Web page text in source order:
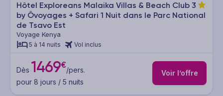
Hôtel Exploreans Malaika Villas & Beach Club 3
by Ôvoyages + Safari 1 Nuit dans le Parc National
de Tsavo Est
Voyage Kenya
5 à 14 nuits Vol inclus
Dès 1469€/pers.
pour 8 jours / 5 nuits
Voir l’offre